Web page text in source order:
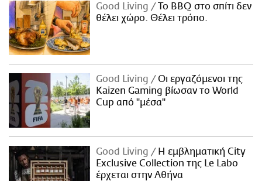
Good Living
Το BBQ στο σπίτι δεν
θέλει χώρο. Θέλει τρόπο.
Good Living
Οι εργαζόμενοι της
Kaizen Gaming βίωσαν το World
Cup από "μέσα"
Good Living
Η εμβληματική City
Exclusive Collection της Le Labo
έρχεται στην Αθήνα